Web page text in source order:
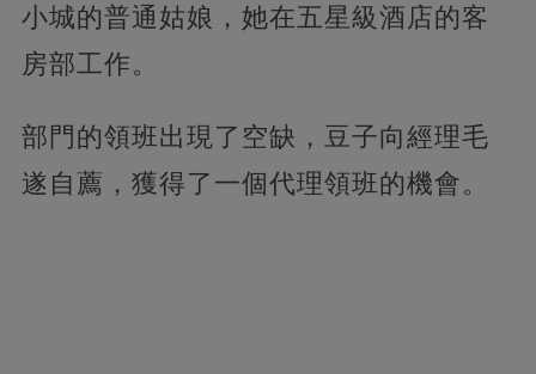
小城的普通姑娘，她在五星級酒店的客
房部工作。
部門的領班出現了空缺，豆子向經理毛
遂自薦，獲得了一個代理領班的機會。